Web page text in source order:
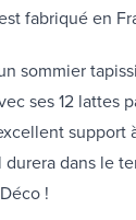
fabriqué en
sommier
ses 12 lattes
support
dans le
!